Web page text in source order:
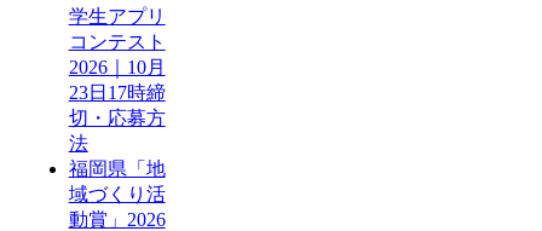
学生アプリ
コンテスト
2026｜10月
23日17時締
切・応募方
法
福岡県「地
域づくり活
動賞」2026